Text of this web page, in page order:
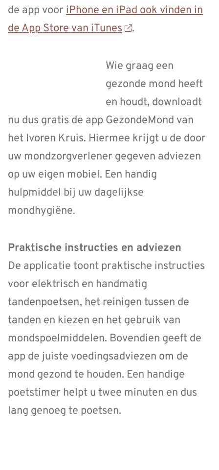
de app voor iPhone en iPad ook vinden in
de App Store van iTunes
.
Wie graag een
gezonde mond heeft
en houdt, downloadt
nu dus gratis de app GezondeMond van
het Ivoren Kruis. Hiermee krijgt u de door
uw mondzorgverlener gegeven adviezen
op uw eigen mobiel. Een handig
hulpmiddel bij uw dagelijkse
mondhygiëne.
Praktische instructies en adviezen
De applicatie toont praktische instructies
voor elektrisch en handmatig
tandenpoetsen, het reinigen tussen de
tanden en kiezen en het gebruik van
mondspoelmiddelen. Bovendien geeft de
app de juiste voedingsadviezen om de
mond gezond te houden. Een handige
poetstimer helpt u twee minuten en dus
lang genoeg te poetsen.